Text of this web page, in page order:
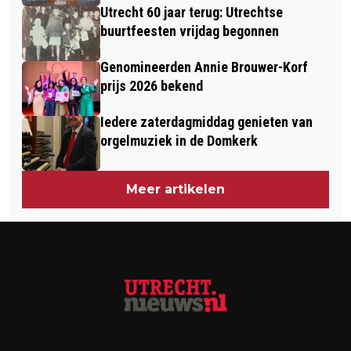
Utrecht 60 jaar terug: Utrechtse
buurtfeesten vrijdag begonnen
Genomineerden Annie Brouwer-Korf
prijs 2026 bekend
Iedere zaterdagmiddag genieten van
orgelmuziek in de Domkerk
Meer artikelen